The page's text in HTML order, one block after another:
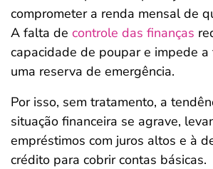
comprometer a renda mensal de
A falta de controle das finanças
capacidade de poupar e impede a
uma reserva de emergência.
Por isso, sem tratamento, a
situação financeira se agrave,
empréstimos com juros altos e à
crédito para cobrir contas básicas.